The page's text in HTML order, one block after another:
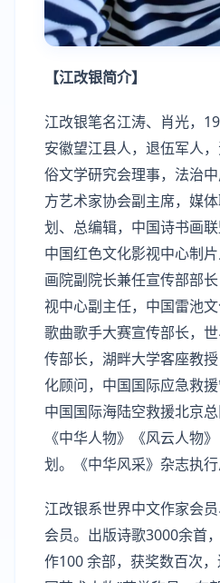
【江改银简介】
江改银笔名江涛、肖光，
安徽望江县人，退伍军人
俗文学研究会理事，法治
方艺术家协会副主席，媒
划、总编辑，中国诗书画联
中国红色文化影视中心制
画院副院长兼任宣传部部
视中心副主任，中国雷池
歌曲歌手大赛宣传部长，
传部长，湖畔大学客座教
化顾问，中国国际应急救援
中国国际海陆空救援北京总
《中华人物》《风云人物
划。《中华风采》杂志执行
江改银系世界中文作家会
会员。出版诗歌3000余首
作100 余部，获奖数百次